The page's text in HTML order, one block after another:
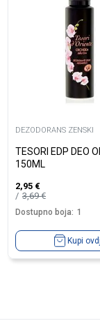
DEZODORANS ZENSKI
TESORI EDP DEO
150ML
2,95 €
3,69€
Dostupno boja: 1
Kupi